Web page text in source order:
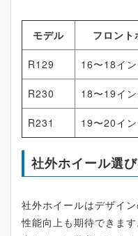
モデル フロント
R129 16〜18イ
R230 18〜19イ
R231 19〜20イ
社外ホイール選
社外ホイールはデザイ
性能向上も期待できます